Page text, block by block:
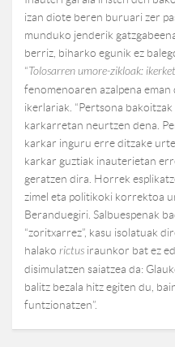
izan diote beren buruari zer
munduko jenderik
berriz, biharko egunik ez
“Tolosarren umore-zikloak:
fenomenoaren azalpena
ikerlariak. “Pertsona
karkarretan neurtzen dena.
karkar inguru erre ditzake
karkar guztiak inauterietan
geratzen dira. Horrek
zimel eta politikoki korrektoa
Beranduegiri. Salbuespenak
“zoritxarrez”, kasu isolatuak
halako rictus iraunkor bat ez
disimulatzen saiatzea da:
balitz bezala hitz egiten du,
funtzionatzen”.